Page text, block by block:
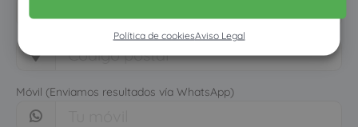
Política de cookiesAviso Legal
Móvil (Enviamos resultados vía WhatsApp)